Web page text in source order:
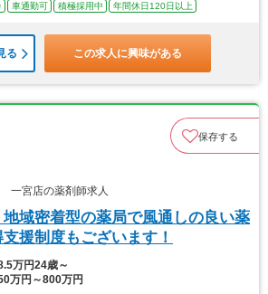
車通勤可 積極採用中 年間休日120日以上
る この求人に興味がある
保存する
一宮店の薬剤師求人
地域密着型の薬局で風通しの良い薬
援制度もございます！
万円24歳～
万円～800万円